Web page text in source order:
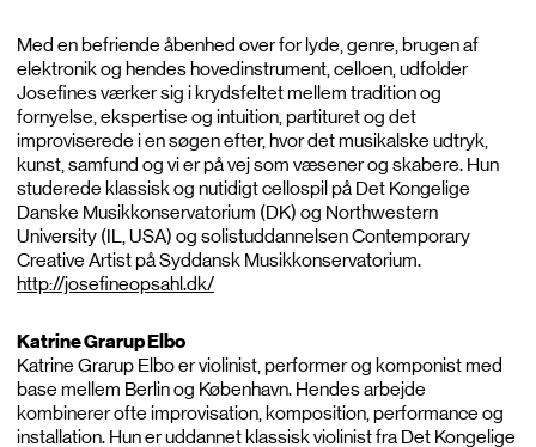
Med en befriende åbenhed over for lyde, genre, brugen af ​​
elektronik og hendes hovedinstrument, celloen, udfolder
Josefines værker sig i krydsfeltet mellem tradition og
fornyelse, ekspertise og intuition, partituret og det
improviserede i en søgen efter, hvor det musikalske udtryk,
kunst, samfund og vi er på vej som væsener og skabere. Hun
studerede klassisk og nutidigt cellospil på Det Kongelige
Danske Musikkonservatorium (DK) og Northwestern
University (IL, USA) og solistuddannelsen Contemporary
Creative Artist på Syddansk Musikkonservatorium.
http://josefineopsahl.dk/
Katrine Grarup Elbo
Katrine Grarup Elbo er violinist, performer og komponist med
base mellem Berlin og København. Hendes arbejde
kombinerer ofte improvisation, komposition, performance og
installation. Hun er uddannet klassisk violinist fra Det Kongelige